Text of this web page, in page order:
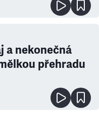
nekonečná
přehradu